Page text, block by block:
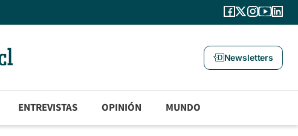
Newsletters
ENTREVISTAS OPINIÓN MUNDO